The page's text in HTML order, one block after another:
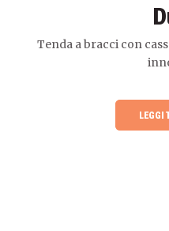
Tenda a bracci con
LEGGI